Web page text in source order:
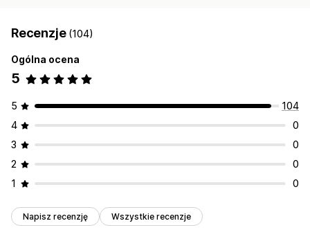
Recenzje (104)
Ogólna ocena
5
5
104
4
0
3
0
2
0
1
0
Napisz recenzję Wszystkie recenzje